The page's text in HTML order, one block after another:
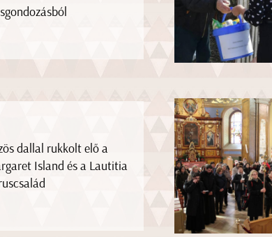
dallal rukkolt elő a
Island és a Lautitia